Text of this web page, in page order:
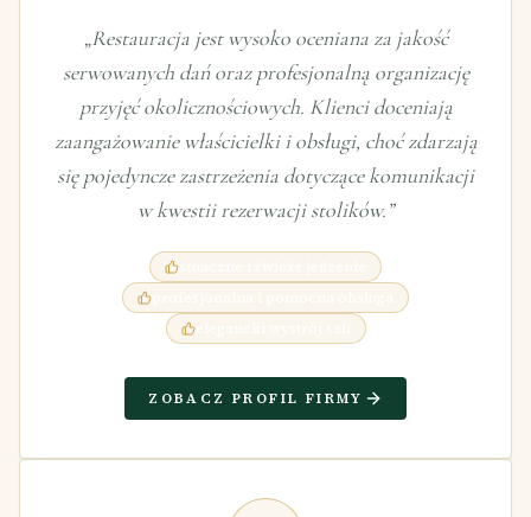
„Restauracja jest wysoko oceniana za jakość
serwowanych dań oraz profesjonalną organizację
przyjęć okolicznościowych. Klienci doceniają
zaangażowanie właścicielki i obsługi, choć zdarzają
się pojedyncze zastrzeżenia dotyczące komunikacji
w kwestii rezerwacji stolików.”
elegancki wystrój sali
ZOBACZ PROFIL FIRMY